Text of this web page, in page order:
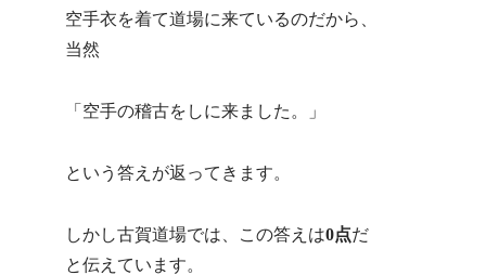
空手衣を着て道場に来ているのだから、
当然
「空手の稽古をしに来ました。」
という答えが返ってきます。
しかし古賀道場では、この答えは0点だ
と伝えています。